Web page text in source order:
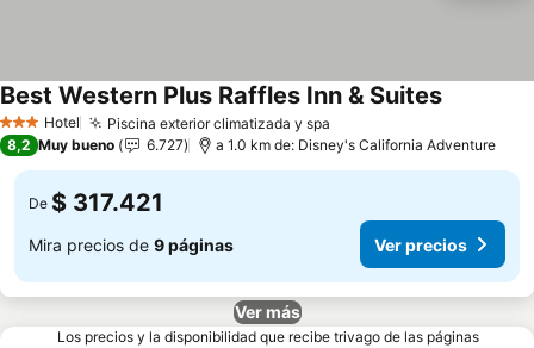
3 Estrellas
Hotel Piscina exterior climatizada y spa
Best Western Plus Raffles Inn & Suites
8,2 Muy bueno 6.727 a 1.0 km de: Disney's California Adventure
De $ 317.421
Mira precios de 9 páginas Ver precios
Ver más
Los precios y la disponibilidad que recibe trivago de las páginas